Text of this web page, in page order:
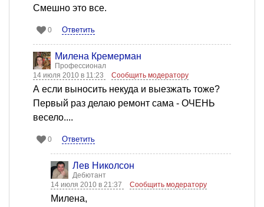
Смешно это все.
0 Ответить
Милена Кремерман
Профессионал
14 июля 2010 в 11:23
Сообщить модератору
А если выносить некуда и выезжать тоже?
Первый раз делаю ремонт сама - ОЧЕНЬ
весело....
0 Ответить
Лев Николсон
Дебютант
14 июля 2010 в 21:37
Сообщить модератору
Милена,